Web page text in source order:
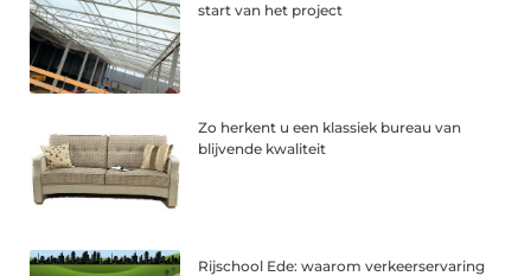
start van het project
Zo herkent u een klassiek bureau van
blijvende kwaliteit
Rijschool Ede: waarom verkeerservaring